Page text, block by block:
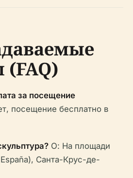
за посещение
посещение бесплатно в
О: На площади
Санта-Крус-де-